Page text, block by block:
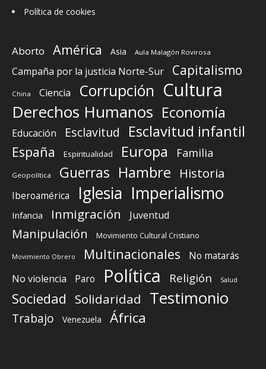
Política de cookies
Aborto América Asia Aula Malagón Rovirosa
Campaña por la justicia Norte-Sur Capitalismo
China Ciencia Corrupción Cultura
Derechos Humanos Economía
Educación Esclavitud Esclavitud infantil
España Espiritualidad Europa Familia
Geopolítica Guerras Hambre Historia
Iberoamérica Iglesia Imperialismo
Infancia Inmigración Juventud
Manipulación Movimiento Cultural Cristiano
Movimiento Obrero Multinacionales
No matarás
No violencia
Paro Política Religión Salud
Sociedad Solidaridad Testimonio
Trabajo Venezuela África